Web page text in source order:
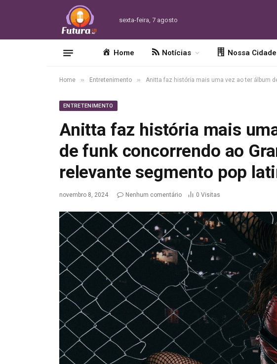
sexta-feira, 7 agosto
Home Notícias Nossa Cidade
Home » Entretenimento » Anitta faz história mais uma vez ao ter álbum
ENTRETENIMENTO
Anitta faz história mais
de funk concorrendo ao
relevante segmento pop
novembro 8, 2024 Nenhum comentário 0 Visitas